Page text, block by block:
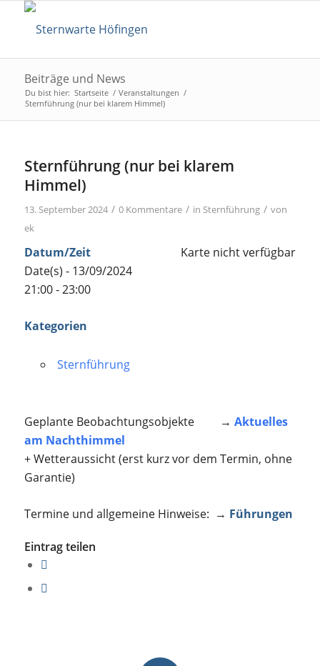
Beiträge und News
Du bist hier: Startseite / Veranstaltungen /
Sternführung (nur bei klarem Himmel)
Sternführung (nur bei klarem
Himmel)
13. September 2024 / 0 Kommentare / in Sternführung / von
ek
Karte nicht verfügbar
Datum/Zeit
Date(s) - 13/09/2024
21:00 - 23:00
Kategorien
Sternführung
Geplante Beobachtungsobjekte → Aktuelles
am Nachthimmel
+ Wetteraussicht (erst kurz vor dem Termin, ohne
Garantie)
Termine und allgemeine Hinweise: → Führungen
Eintrag teilen